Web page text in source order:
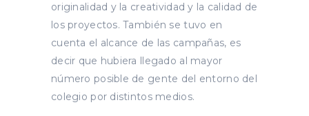
originalidad y la creatividad y la calidad de
los proyectos. También se tuvo en
cuenta el alcance de las campañas, es
decir que hubiera llegado al mayor
número posible de gente del entorno del
colegio por distintos medios.